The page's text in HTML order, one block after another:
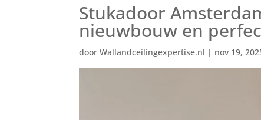
Stukadoor
nieuwbouw en
doorWallandceilingexpertise.nl | nov 19,